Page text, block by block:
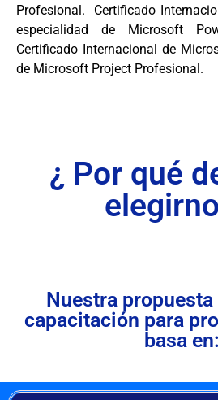
Profesional. Certificado
especialidad de Microsoft
Certificado Internacional de
de Microsoft Project Profesional.
¿ Por qué
Nuestra
capacitación para
basa en: